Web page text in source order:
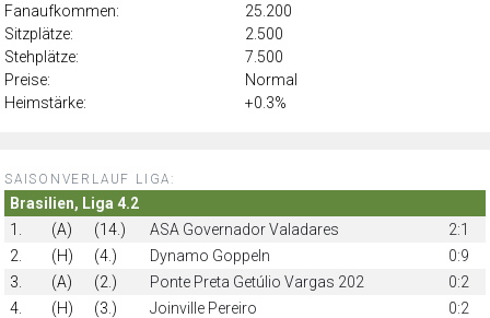
Fanaufkommen:
25.200
Sitzplätze:
2.500
Stehplätze:
7.500
Preise:
Normal
Heimstärke:
+0.3%
SAISONVERLAUF LIGA:
Brasilien, Liga 4.2
1.
(A) (14.) ASA Governador Valadares
2:1
2.
(H) (4.) Dynamo Goppeln
0:9
3.
(A) (2.) Ponte Preta Getúlio Vargas 202
0:2
4.
(H) (3.) Joinville Pereiro
0:2